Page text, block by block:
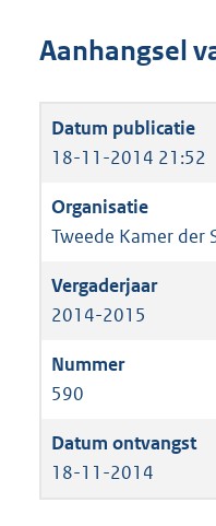
Aanhangsel
18-11-2014 21:52
Tweede Kamer der
2014-2015
590
18-11-2014